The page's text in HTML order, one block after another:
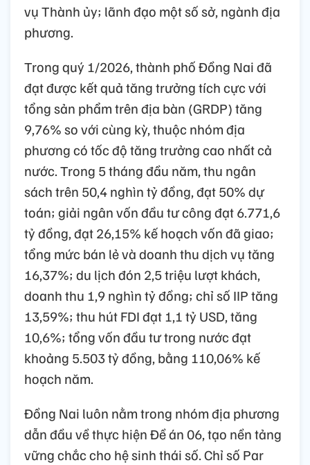
vụ Thành ủy; lãnh đạo một số sở, ngành địa
phương.
Trong quý 1/2026, thành phố Đồng Nai đã
đạt được kết quả tăng trưởng tích cực với
tổng sản phẩm trên địa bàn (GRDP) tăng
9,76% so với cùng kỳ, thuộc nhóm địa
phương có tốc độ tăng trưởng cao nhất cả
nước. Trong 5 tháng đầu năm, thu ngân
sách trên 50,4 nghìn tỷ đồng, đạt 50% dự
toán; giải ngân vốn đầu tư công đạt 6.771,6
tỷ đồng, đạt 26,15% kế hoạch vốn đã giao;
tổng mức bán lẻ và doanh thu dịch vụ tăng
16,37%; du lịch đón 2,5 triệu lượt khách,
doanh thu 1,9 nghìn tỷ đồng; chỉ số IIP tăng
13,59%; thu hút FDI đạt 1,1 tỷ USD, tăng
10,6%; tổng vốn đầu tư trong nước đạt
khoảng 5.503 tỷ đồng, bằng 110,06% kế
hoạch năm.
Đồng Nai luôn nằm trong nhóm địa phương
dẫn đầu về thực hiện Đề án 06, tạo nền tảng
vững chắc cho hệ sinh thái số. Chỉ số Par